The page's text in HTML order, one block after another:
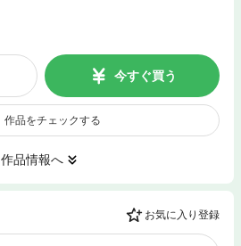
今すぐ買う
作品をチェックする
作品情報へ
お気に入り登録